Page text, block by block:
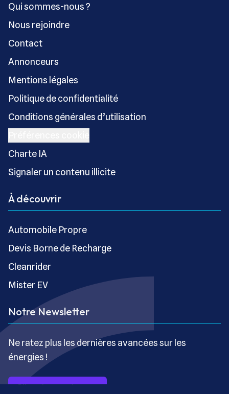
Qui sommes-nous ?
Nous rejoindre
Contact
Annonceurs
Mentions légales
Politique de confidentialité
Conditions générales d’utilisation
Charte IA
Signaler un contenu illicite
À découvrir
Automobile Propre
Devis Borne de Recharge
Cleanrider
Mister EV
Notre Newsletter
Ne ratez plus les dernières avancées sur les
énergies !
S’inscrire gratuitement